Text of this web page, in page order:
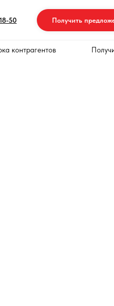
50 Получить
контрагентов